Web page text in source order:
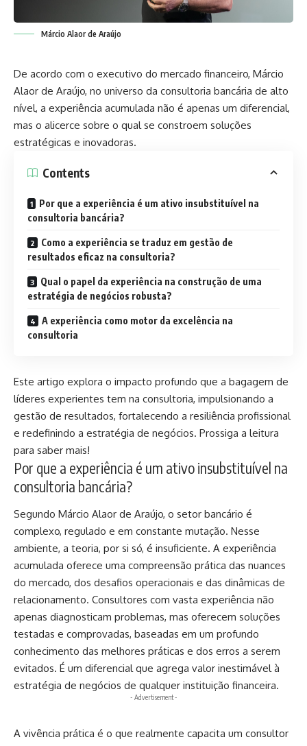
Márcio Alaor de Araújo
De acordo com o executivo do mercado financeiro, Márcio
Alaor de Araújo, no universo da consultoria bancária de alto
nível, a experiência acumulada não é apenas um diferencial,
mas o alicerce sobre o qual se constroem soluções
estratégicas e inovadoras.
Contents
Por que a experiência é um ativo insubstituível na
consultoria bancária?
Como a experiência se traduz em gestão de
resultados eficaz na consultoria?
Qual o papel da experiência na construção de uma
estratégia de negócios robusta?
A experiência como motor da excelência na
consultoria
Este artigo explora o impacto profundo que a bagagem de
líderes experientes tem na consultoria, impulsionando a
gestão de resultados, fortalecendo a resiliência profissional
e redefinindo a estratégia de negócios. Prossiga a leitura
para saber mais!
Por que a experiência é um ativo insubstituível na
consultoria bancária?
Segundo Márcio Alaor de Araújo, o setor bancário é
complexo, regulado e em constante mutação. Nesse
ambiente, a teoria, por si só, é insuficiente. A experiência
acumulada oferece uma compreensão prática das nuances
do mercado, dos desafios operacionais e das dinâmicas de
relacionamento. Consultores com vasta experiência não
apenas diagnosticam problemas, mas oferecem soluções
testadas e comprovadas, baseadas em um profundo
conhecimento das melhores práticas e dos erros a serem
evitados. É um diferencial que agrega valor inestimável à
estratégia de negócios de qualquer instituição financeira.
- Advertisement -
A vivência prática é o que realmente capacita um consultor